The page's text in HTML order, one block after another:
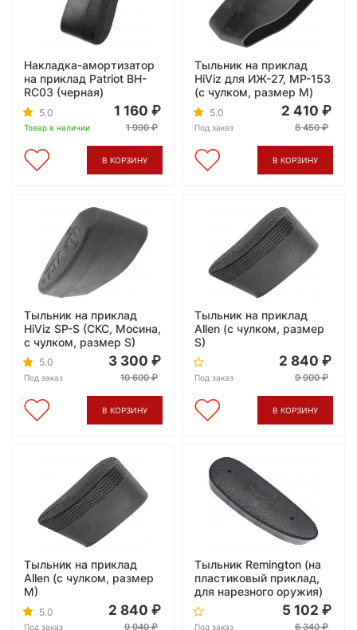
Накладка-амортизатор
на приклад Patriot BH-
RC03 (черная)
5.0
Товар в наличии
1 160
1 990
В КОРЗИНУ
Тыльник на приклад
HiViz для ИЖ-27, МР-153
(с чулком, размер M)
5.0
Под заказ
2 410
8 450
В КОРЗИНУ
Тыльник на приклад
HiViz SP-S (СКС, Мосина,
с чулком, размер S)
5.0
Под заказ
3 300
10 600
В КОРЗИНУ
Тыльник на приклад
Allen (с чулком, размер
S)
Под заказ
2 840
9 900
В КОРЗИНУ
Тыльник на приклад
Allen (с чулком, размер
M)
5.0
Под заказ
2 840
9 940
Тыльник Remington (на
пластиковый приклад,
для нарезного оружия)
Под заказ
5 102
6 340